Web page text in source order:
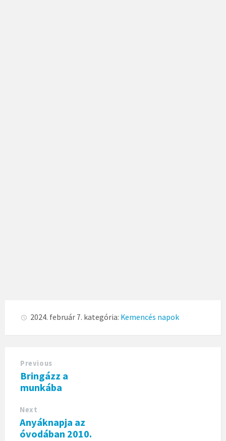
2024. február 7. kategória: Kemencés napok
Previous
Bringázz a
munkába
Next
Anyáknapja az
óvodában 2010.